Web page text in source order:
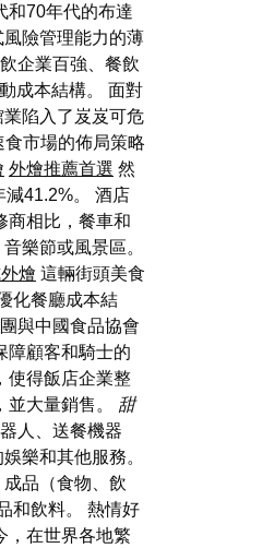
和70年代的布達
險管理能力的薄
企業百強、餐飲
成本結構。 面對
陷入了岌岌可危
市場的佈局策略
外燴推薦首選 然
減41.2%。 酒店
商相比，餐車和
樂節或風景區。
燴 這輛街頭美食
化餐廳成本結
與中國食品協會
障顧客和騎士的
使得飯店企業整
大量銷售。 甜
人、送餐機器
樂和其他服務。
品（食物、飲
和飲料。 熱情好
，在世界各地繁